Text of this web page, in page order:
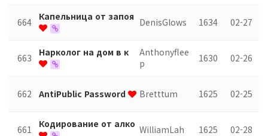
664 Капельница от запоя DenisGlows 1634 02-27
663 Нарколог на дом в к
Anthonyflee
p
1630 02-26
662 AntiPublic Password Bretttum 1625 02-25
661 Кодирование от алко WilliamLah 1625 02-28